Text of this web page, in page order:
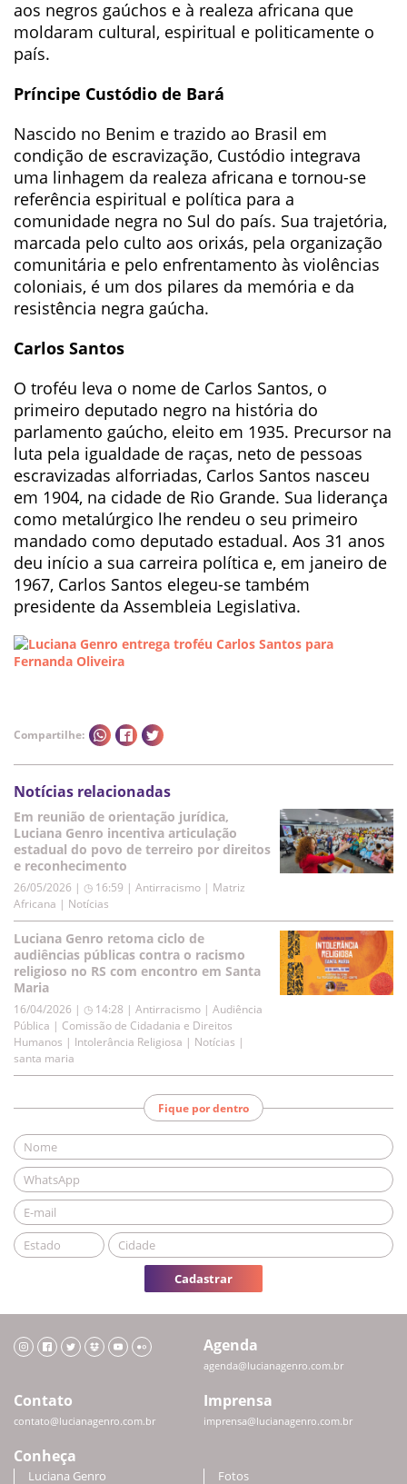
aos negros gaúchos e à realeza africana que
moldaram cultural, espiritual e politicamente o
país.
Príncipe Custódio de Bará
Nascido no Benim e trazido ao Brasil em
condição de escravização, Custódio integrava
uma linhagem da realeza africana e tornou-se
referência espiritual e política para a
comunidade negra no Sul do país. Sua trajetória,
marcada pelo culto aos orixás, pela organização
comunitária e pelo enfrentamento às violências
coloniais, é um dos pilares da memória e da
resistência negra gaúcha.
Carlos Santos
O troféu leva o nome de Carlos Santos, o
primeiro deputado negro na história do
parlamento gaúcho, eleito em 1935. Precursor na
luta pela igualdade de raças, neto de pessoas
escravizadas alforriadas, Carlos Santos nasceu
em 1904, na cidade de Rio Grande. Sua liderança
como metalúrgico lhe rendeu o seu primeiro
mandado como deputado estadual. Aos 31 anos
deu início a sua carreira política e, em janeiro de
1967, Carlos Santos elegeu-se também
presidente da Assembleia Legislativa.
Compartilhe:
Notícias relacionadas
Em reunião de orientação jurídica,
Luciana Genro incentiva articulação
estadual do povo de terreiro por direitos
e reconhecimento
26/05/2026 | ◷ 16:59 | Antirracismo | Matriz
Africana | Notícias
Luciana Genro retoma ciclo de
audiências públicas contra o racismo
religioso no RS com encontro em Santa
Maria
16/04/2026 | ◷ 14:28 | Antirracismo | Audiência
Pública | Comissão de Cidadania e Direitos
Humanos | Intolerância Religiosa | Notícias |
santa maria
Fique por dentro
Cadastrar
Agenda
agenda@lucianagenro.com.br
Contato
contato@lucianagenro.com.br
Imprensa
imprensa@lucianagenro.com.br
Conheça
Luciana Genro Fotos